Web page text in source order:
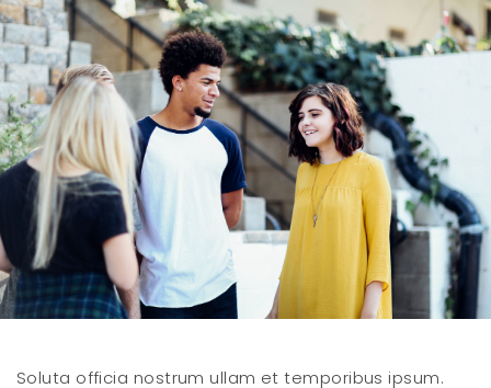
Soluta officia nostrum ullam et temporibus ipsum.